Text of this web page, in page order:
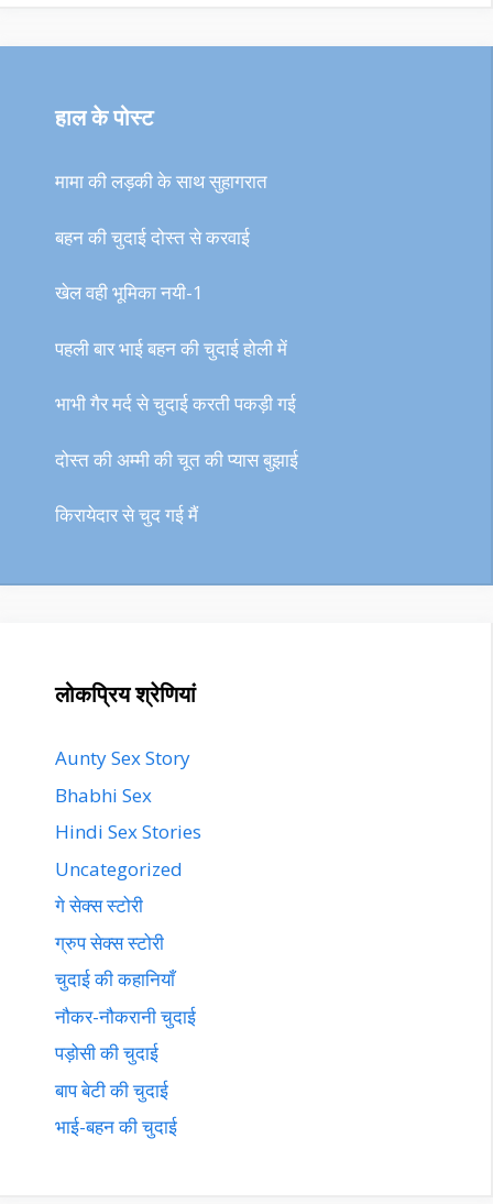
हाल के पोस्ट
मामा की लड़की के साथ सुहागरात
बहन की चुदाई दोस्त से करवाई
खेल वही भूमिका नयी-1
पहली बार भाई बहन की चुदाई होली में
भाभी गैर मर्द से चुदाई करती पकड़ी गई
दोस्त की अम्मी की चूत की प्यास बुझाई
किरायेदार से चुद गई मैं
लोकप्रिय श्रेणियां
Aunty Sex Story
Bhabhi Sex
Hindi Sex Stories
Uncategorized
गे सेक्स स्टोरी
ग्रुप सेक्स स्टोरी
चुदाई की कहानियाँ
नौकर-नौकरानी चुदाई
पड़ोसी की चुदाई
बाप बेटी की चुदाई
भाई-बहन की चुदाई